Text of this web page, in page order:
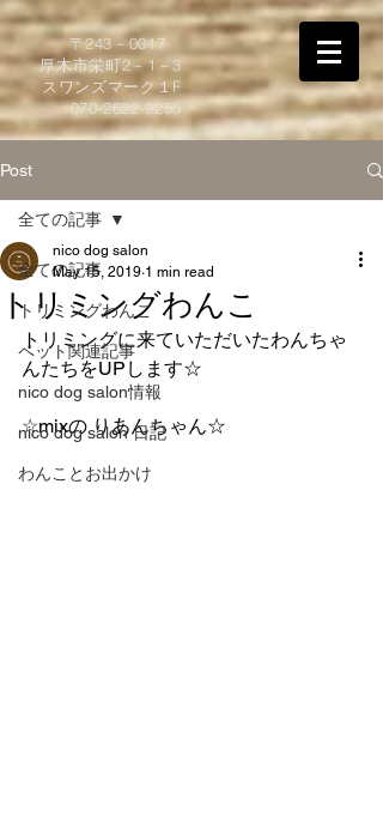
​〒243－0017
厚木市栄町2－1－3
スワンズマーク１F
070-2622-9255
Post
全ての記事
トリミングわんこ
ペット関連記事
nico dog salon情報
nico dog salon 日記
わんことお出かけ
全ての記事
トリミングわんこ
nico dog salon
May 15, 2019 1 min read
トリミングに来ていただいたわんちゃ
んたちをUPします☆
☆mixの りあんちゃん☆